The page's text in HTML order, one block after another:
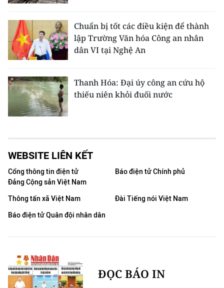
Chuẩn bị tốt các điều kiện để thành
lập Trường Văn hóa Công an nhân
dân VI tại Nghệ An
Thanh Hóa: Đại úy công an cứu hộ
thiếu niên khỏi đuối nước
WEBSITE LIÊN KẾT
Cổng thông tin điện tử
Đảng Cộng sản Việt Nam
Báo điện tử Chính phủ
Thông tấn xã Việt Nam
Đài Tiếng nói Việt Nam
Báo điện tử Quân đội nhân dân
ĐỌC BÁO IN